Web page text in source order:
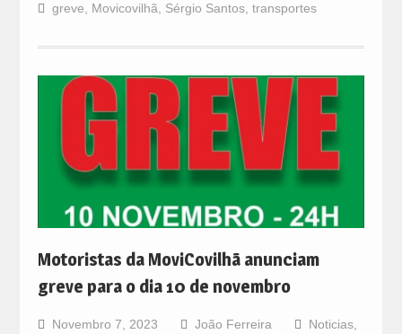
greve Movicovilhã Sérgio Santos, transportes
Motoristas da MoviCovilhã anunciam
greve para o dia 10 de novembro
Novembro 7, 2023 João Ferreira Noticias,